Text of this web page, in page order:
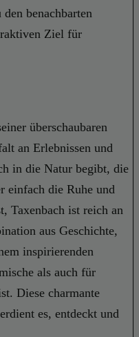
benachbarten
Ziel für
überschaubaren
an Erlebnissen und
in die Natur begibt, die
einfach die Ruhe und
Taxenbach ist reich an
aus Geschichte,
inspirierenden
als auch für
Diese charmante
es, entdeckt und